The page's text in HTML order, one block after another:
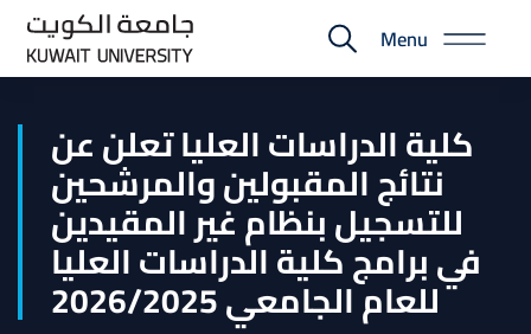
Skip
main
E-
Portal
Menu
كلية الدراسات العليا تعلن عن
نتائج المقبولين والمرشحين
للتسجيل بنظام غير المقيدين
في برامج كلية الدراسات العليا
للعام الجامعي 2026/2025